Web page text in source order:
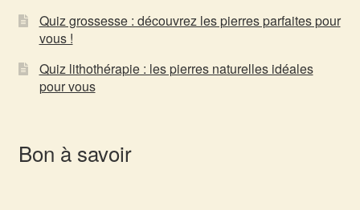
Quiz grossesse : découvrez les pierres parfaites pour
vous !
Quiz lithothérapie : les pierres naturelles idéales
pour vous
Bon à savoir